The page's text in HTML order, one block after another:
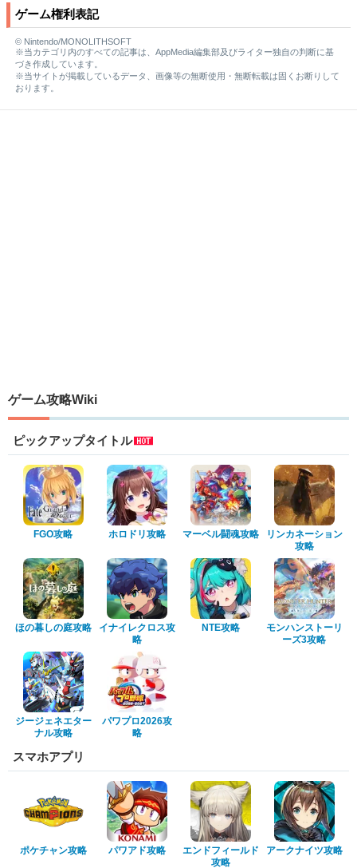
ゲーム権利表記
© Nintendo/MONOLITHSOFT
※当カテゴリ内のすべての記事は、AppMedia編集部及びライター独自の判断に基
づき作成しています。
※当サイトが掲載しているデータ、画像等の無断使用・無断転載は固くお断りして
おります。
ゲーム攻略Wiki
ピックアップタイトル
FGO攻略 ホロドリ攻略 マーベル闘魂攻略
リンカネーション
攻略
ほの暮しの庭攻略
イナイレクロス攻
略
NTE攻略
モンハンストーリ
ーズ3攻略
ジージェネエター
ナル攻略
パワプロ2026攻
略
スマホアプリ
ポケチャン攻略 パワアド攻略
エンドフィールド
攻略
アークナイツ攻略